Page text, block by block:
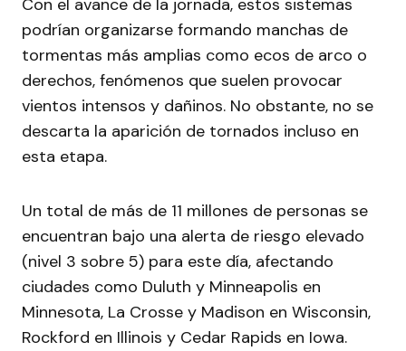
Con el avance de la jornada, estos sistemas
podrían organizarse formando manchas de
tormentas más amplias como ecos de arco o
derechos, fenómenos que suelen provocar
vientos intensos y dañinos. No obstante, no se
descarta la aparición de tornados incluso en
esta etapa.
Un total de más de 11 millones de personas se
encuentran bajo una alerta de riesgo elevado
(nivel 3 sobre 5) para este día, afectando
ciudades como Duluth y Minneapolis en
Minnesota, La Crosse y Madison en Wisconsin,
Rockford en Illinois y Cedar Rapids en Iowa.